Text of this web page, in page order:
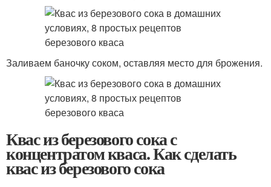
Заливаем баночку соком, оставляя место для брожения.
Квас из березового сока с
концентратом кваса. Как сделать
квас из березового сока